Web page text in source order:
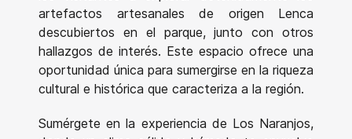
artefactos artesanales de origen Lenca
descubiertos en el parque, junto con otros
hallazgos de interés. Este espacio ofrece una
oportunidad única para sumergirse en la riqueza
cultural e histórica que caracteriza a la región.
Sumérgete en la experiencia de Los Naranjos,